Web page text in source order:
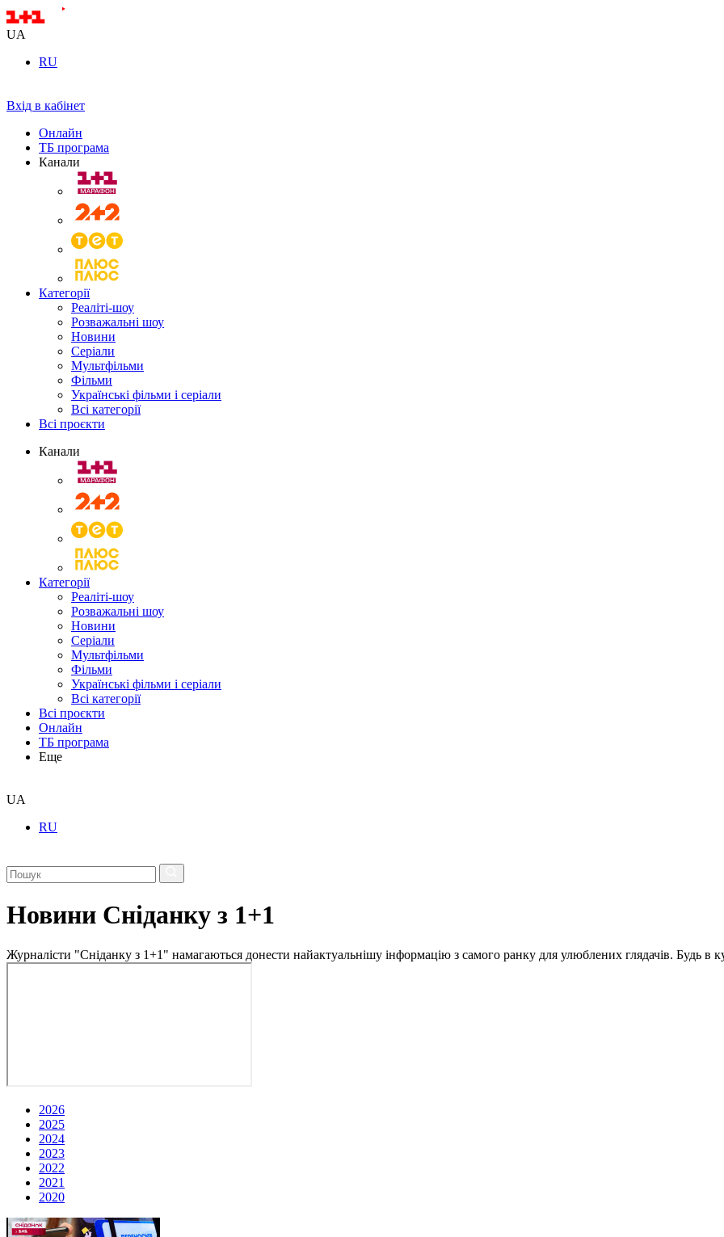
UA
RU
Вхід в кабінет
Онлайн
ТБ програма
Канали
Категорії
Реаліті-шоу
Розважальні шоу
Новини
Серіали
Мультфільми
Фільми
Українські фільми і серіали
Всі категорії
Всі проєкти
Канали
Категорії
Реаліті-шоу
Розважальні шоу
Новини
Серіали
Мультфільми
Фільми
Українські фільми і серіали
Всі категорії
Всі проєкти
Онлайн
ТБ програма
Еще
UA
RU
Новини Сніданку з 1+1
Журналісти "Сніданку з 1+1" намагаються донести найактуальнішу інформацію з самого ранку для улюблених глядачів. Будь в
2026
2025
2024
2023
2022
2021
2020